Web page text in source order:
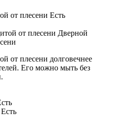
от плесени Есть
Дверной
от плесени долговечнее
Его можно мыть без
Есть